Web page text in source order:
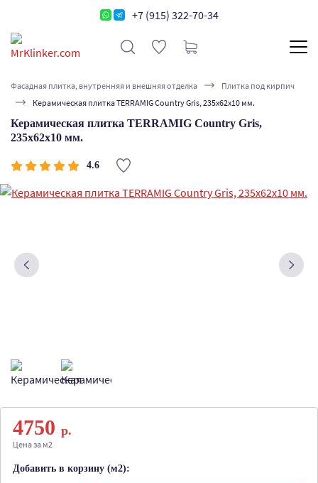
+7 (915) 322-70-34
Фасадная плитка, внутренняя и внешняя отделка
Плитка под кирпич
Керамическая плитка TERRAMIG Country Gris, 235х62х10 мм.
Керамическая плитка TERRAMIG Country Gris,
235х62х10 мм.
4.6
4750 р.
Цена за м2
Добавить в корзину (м2):